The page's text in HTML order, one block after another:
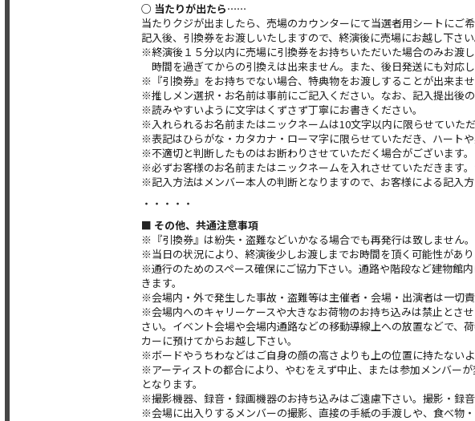
○ 当たりが出たら……
当たりクジが出ましたら、売場のカウンターにて当選者用シートにご
記入後、引換券をお渡しいたしますので、終演後に売場にお越し下さい
※終演後１５分以内に売場に引換券をお持ちいただいた場合のみお渡し
時間を過ぎてからの引換えは出来ません。また、後日発送にも対応し
※『引換券』をお持ちでない場合、特典物をお渡しすることが出来ま
※推しメン選択・お名前は事前にご記入ください。なお、記入提出後の
※読みやすいように文字はくずさず丁寧にお書きください。
※入れられるお名前またはニックネームは10文字以内に限らせていただ
※表記はひらがな・カタカナ・ローマ字に限らせていただき、ハートや
※不適切と判断したものはお断わりさせていただく場合がございます
※必ずお客様のお名前またはニックネームを入れさせていただきます
※記入方法はメンバー本人の判断となりますので、お客様による記入
・・・・・
■ その他、共通注意事項
※『引換券』は紛失・盗難などいかなる場合でも再発行は致しません。
※当日の状況により、終演後少しお渡しまでお時間を頂く可能性があ
※通行のためのスペース確保にご協力下さい。通路や階段など建物館
きます。
※会場内・外で発生した事故・盗難等は主催者・会場・出演者は一切
※会場内へのキャリーケースや大きなお荷物のお持ち込みは禁止とさ
さい。イベント会場や会場内通路などの移動導線上への放置などで、
カーに預けてからお越し下さい。
※ボードやうちわなどはご自身の顔の高さよりも上の位置に持たない
※アーティストの都合により、やむをえず中止、または参加メンバー
となります。
※撮影機器、録音・録画機器のお持ち込みはご遠慮下さい。撮影・録音
※会場に出入りするメンバーの撮影、直接の手紙の手渡しや、食べ物